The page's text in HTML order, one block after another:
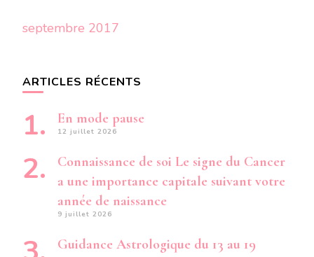
septembre 2017
ARTICLES RÉCENTS
En mode pause
12 juillet 2026
Connaissance de soi Le signe du Cancer
a une importance capitale suivant votre
année de naissance
9 juillet 2026
Guidance Astrologique du 13 au 19